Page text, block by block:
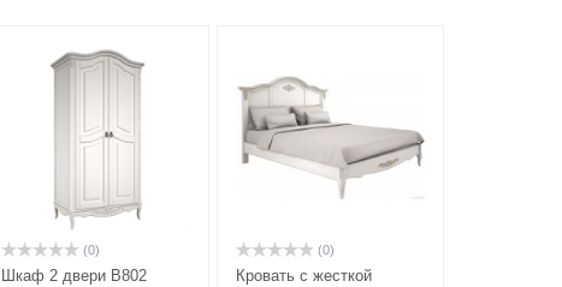
(0)
Шкаф 2 двери В802
(0)
Кровать с жесткой